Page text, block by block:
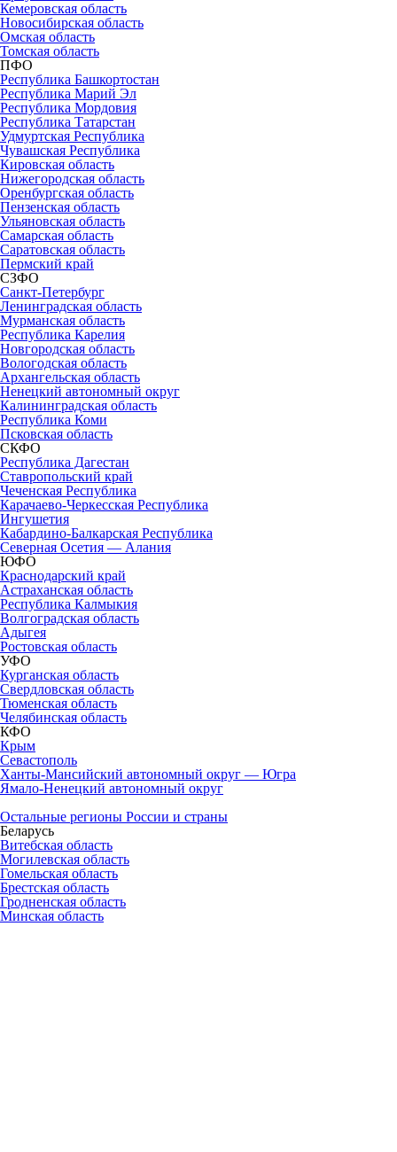
Кемеровская область
Новосибирская область
Омская область
Томская область
ПФО
Республика Башкортостан
Республика Марий Эл
Республика Мордовия
Республика Татарстан
Удмуртская Республика
Чувашская Республика
Кировская область
Нижегородская область
Оренбургская область
Пензенская область
Ульяновская область
Самарская область
Саратовская область
Пермский край
СЗФО
Санкт-Петербург
Ленинградская область
Мурманская область
Республика Карелия
Новгородская область
Вологодская область
Архангельская область
Ненецкий автономный округ
Калининградская область
Республика Коми
Псковская область
СКФО
Республика Дагестан
Ставропольский край
Чеченская Республика
Карачаево-Черкесская Республика
Ингушетия
Кабардино-Балкарская Республика
Северная Осетия — Алания
ЮФО
Краснодарский край
Астраханская область
Республика Калмыкия
Волгоградская область
Адыгея
Ростовская область
УФО
Курганская область
Свердловская область
Тюменская область
Челябинская область
КФО
Крым
Севастополь
Ханты-Мансийский автономный округ — Югра
Ямало-Ненецкий автономный округ
Остальные регионы России и страны
Беларусь
Витебская область
Могилевская область
Гомельская область
Брестская область
Гродненская область
Минская область